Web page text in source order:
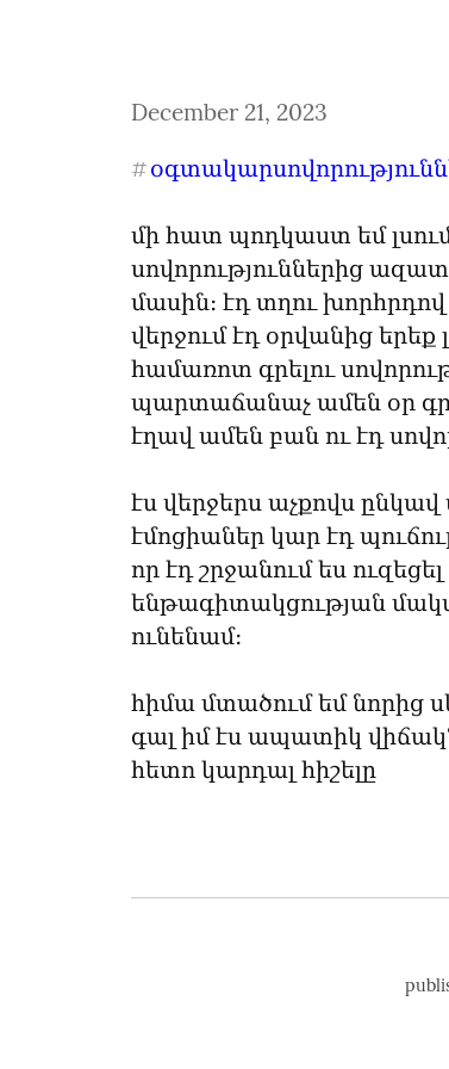
December 21, 2023
#
մի հատ պոդկաստ եմ
սովորություններից
մասին։ էդ տղու
վերջում էդ օրվանից
համառոտ գրելու
պարտաճանաչ ամեն օր
էղավ ամեն բան ու էդ
էս վերջերս աչքովս
էմոցիաներ կար էդ
որ էդ շրջանում ես
ենթագիտակցության
ունենամ։
հիմա մտածում եմ նորից
գալ իմ էս ապատիկ
հետո կարդալ հիշելը